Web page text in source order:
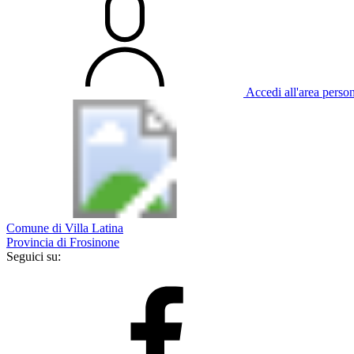
Accedi all'area
Comune di Villa Latina
Provincia di Frosinone
Seguici su: